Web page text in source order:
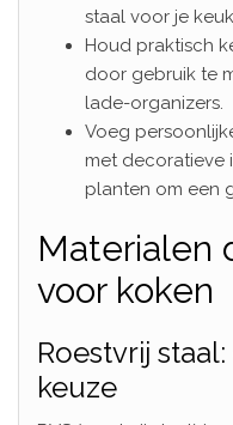
staal voor je
Houd praktisch
door gebruik te
lade-organizers.
Voeg
met decoratieve
planten om een
Materialen
voor koken
Roestvrij
keuze